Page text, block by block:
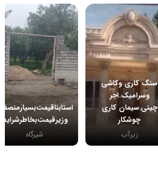
سنگ کاری وکاشی
وسرامیک.اجر
چینی.سیمان کاری
چوشکار
زیرآب
وزیرقیمت‌‌بخاطرشرایط‌
شیرگاه